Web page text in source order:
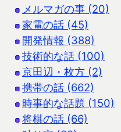
メルマガの事 (20)
家電の話 (45)
開発情報 (388)
技術的な話 (100)
京田辺・枚方 (2)
携帯の話 (662)
時事的な話題 (150)
将棋の話 (66)